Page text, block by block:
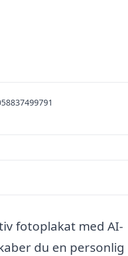
fotoplakat med AI-
du en personlig